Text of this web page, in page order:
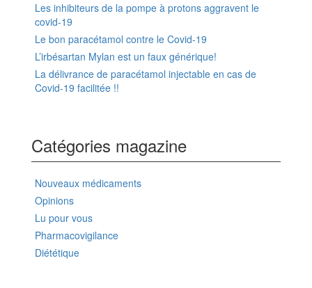
Les inhibiteurs de la pompe à protons aggravent le
covid-19
Le bon paracétamol contre le Covid-19
L’irbésartan Mylan est un faux générique!
La délivrance de paracétamol injectable en cas de
Covid-19 facilitée !!
Catégories magazine
Nouveaux médicaments
Opinions
Lu pour vous
Pharmacovigilance
Diététique